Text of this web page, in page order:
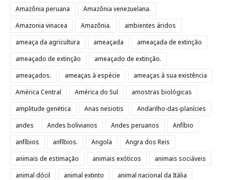
Amazônia peruana
Amazônia venezuelana.
Amazonia vinacea
Amazônia.
ambientes áridos
ameaça da agricultura
ameaçada
ameaçada de extinção
ameaçado de extinção
ameaçado de extinção.
ameaçados.
ameaças à espécie
ameaças à sua existência
América Central
América do Sul
amostras biológicas
amplitude genética
Anas nesiotis
Andarilho-das-planícies
andes
Andes bolivianos Andes peruanos
Anfíbio
anfíbios
anfíbios. Angola
Angra dos Reis
animais de estimação
animais exóticos
animais sociáveis
animal dócil
animal extinto
animal nacional da Itália